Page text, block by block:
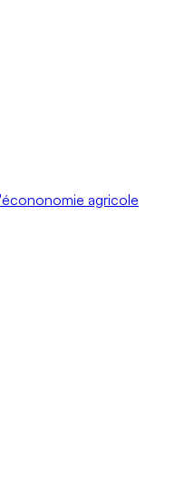
agricole